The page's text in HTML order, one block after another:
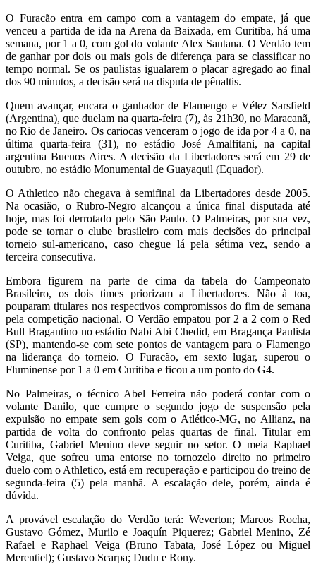
O Furacão entra em campo com a vantagem do empate, já que
venceu a partida de ida na Arena da Baixada, em Curitiba, há uma
semana, por 1 a 0, com gol do volante Alex Santana. O Verdão tem
de ganhar por dois ou mais gols de diferença para se classificar no
tempo normal. Se os paulistas igualarem o placar agregado ao final
dos 90 minutos, a decisão será na disputa de pênaltis.
Quem avançar, encara o ganhador de Flamengo e Vélez Sarsfield
(Argentina), que duelam na quarta-feira (7), às 21h30, no Maracanã,
no Rio de Janeiro. Os cariocas venceram o jogo de ida por 4 a 0, na
última quarta-feira (31), no estádio José Amalfitani, na capital
argentina Buenos Aires. A decisão da Libertadores será em 29 de
outubro, no estádio Monumental de Guayaquil (Equador).
O Athletico não chegava à semifinal da Libertadores desde 2005.
Na ocasião, o Rubro-Negro alcançou a única final disputada até
hoje, mas foi derrotado pelo São Paulo. O Palmeiras, por sua vez,
pode se tornar o clube brasileiro com mais decisões do principal
torneio sul-americano, caso chegue lá pela sétima vez, sendo a
terceira consecutiva.
Embora figurem na parte de cima da tabela do Campeonato
Brasileiro, os dois times priorizam a Libertadores. Não à toa,
pouparam titulares nos respectivos compromissos do fim de semana
pela competição nacional. O Verdão empatou por 2 a 2 com o Red
Bull Bragantino no estádio Nabi Abi Chedid, em Bragança Paulista
(SP), mantendo-se com sete pontos de vantagem para o Flamengo
na liderança do torneio. O Furacão, em sexto lugar, superou o
Fluminense por 1 a 0 em Curitiba e ficou a um ponto do G4.
No Palmeiras, o técnico Abel Ferreira não poderá contar com o
volante Danilo, que cumpre o segundo jogo de suspensão pela
expulsão no empate sem gols com o Atlético-MG, no Allianz, na
partida de volta do confronto pelas quartas de final. Titular em
Curitiba, Gabriel Menino deve seguir no setor. O meia Raphael
Veiga, que sofreu uma entorse no tornozelo direito no primeiro
duelo com o Athletico, está em recuperação e participou do treino de
segunda-feira (5) pela manhã. A escalação dele, porém, ainda é
dúvida.
A provável escalação do Verdão terá: Weverton; Marcos Rocha,
Gustavo Gómez, Murilo e Joaquín Piquerez; Gabriel Menino, Zé
Rafael e Raphael Veiga (Bruno Tabata, José López ou Miguel
Merentiel); Gustavo Scarpa; Dudu e Rony.